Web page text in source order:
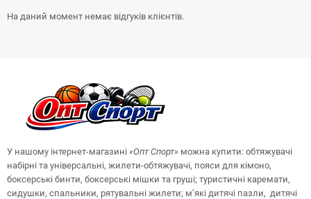
На даний момент немає відгуків клієнтів.
У нашому інтернет-магазині «ОптСпорт» можна купити: обтяжувачі
набірні та універсальні, жилети-обтяжувачі, пояси для кімоно,
боксерські бинти, боксерські мішки та груші; туристичні каремати,
сидушки, спальники, рятувальні жилети; м’які дитячі пазли, дитячі